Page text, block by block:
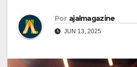
Por ajalmagazine
JUN 13, 2025